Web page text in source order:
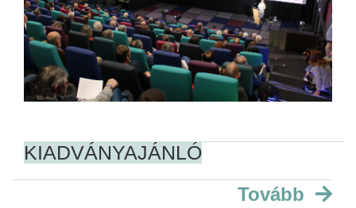
KIADVÁNYAJÁNLÓ
Tovább